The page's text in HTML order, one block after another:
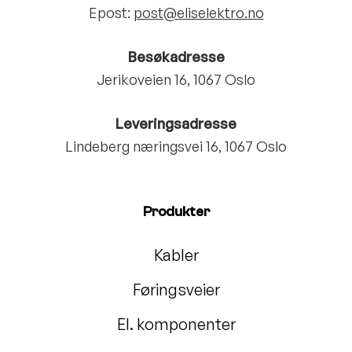
Epost: post@eliselektro.no
Leveringsadresse
Lindeberg næringsvei 16, 1067 Oslo
Besøkadresse
Jerikoveien 16, 1067 Oslo
Produkter
Kabler
Føringsveier
El. komponenter